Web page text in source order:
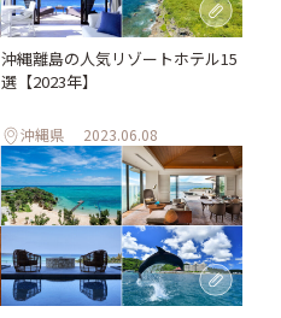
沖縄離島の人気リゾートホテル15
選【2023年】
沖縄県 2023.06.08